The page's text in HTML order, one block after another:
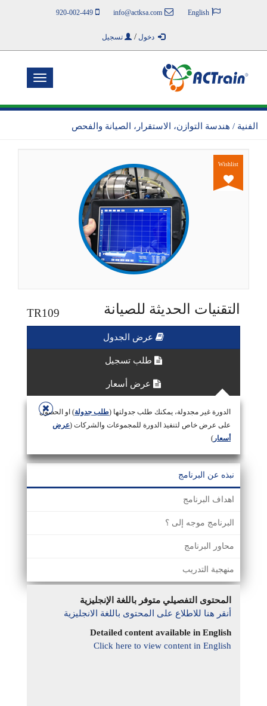
English
info@actksa.com
920-002-449
دخول / تسجيل
Toggle
الفنية / هندسة التوازن، الاستقرار، الصيانة والفحص
Wishlist
التقنيات الحديثة للصيانة TR109
عرض الجدول
طلب تسجيل
عرض أسعار
الدورة غير مجدولة، يمكنك طلب جدولتها (طلب جدولة) او الحصول
على عرض خاص لتنفيذ الدورة للمجموعات والشركات (عرض
أسعار )
نبذه عن البرنامج
اهداف البرنامج
البرنامج موجه إلى ؟
محاور البرنامج
منهجية التدريب
المحتوى التفصيلي متوفر باللغة الإنجليزية
أنقر هنا للاطلاع على المحتوى باللغة الانجليزية
Detailed content available in English
Click here to view content in English